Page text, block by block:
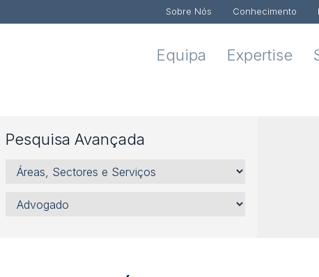
Sobre Nós Conhecimento
Equipa Expertise
Pesquisa Avançada
Áreas,
Sectores
Serviços
Advogado